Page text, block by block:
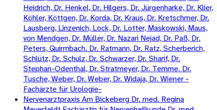
Heidrich, Dr. Henkel, Dr. Hilgers, Dr. Jürgenharke, Dr. Klier,
Köhler, Köttgen, Dr. Korda, Dr. Kraus, Dr. Kretschmer, Dr.
Lausberg, Linzenich, Lock, Dr. Lotter, Maskowski, Maus,
von Mendgen, Dr. Müller, Dr. Nazari Nejad, Dr. Paß, Dr.
Peters, Quirmbach. Dr. Ratmann, Dr. Ratz, Scherberich,
Schlütz, Dr. Schulz, Dr. Schwarzer, Dr. Sharif, Dr.
Stephan-Odenthal, Dr. Stratmeyer, Dr. Temme. Dr.
Tusche, Weber, Dr. Weber, Dr. Widaja, Dr. Wiener -
Fachärzte für Urologie-
Nervenarztpraxis Am Bickeberg Dr. med. Regina